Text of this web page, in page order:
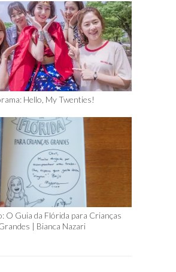
Hello, My Twenties!
O Guia da Flórida para Crianças
| Bianca Nazari